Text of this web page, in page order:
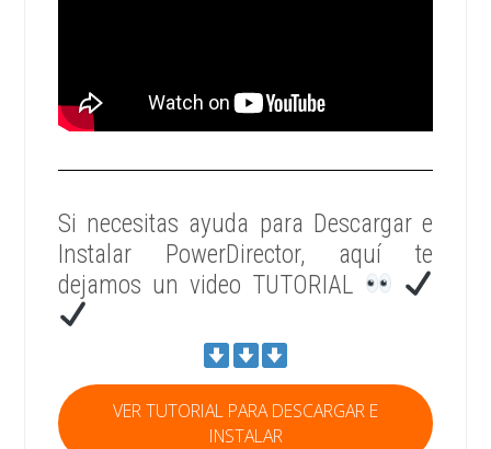
Si necesitas ayuda para Descargar e
Instalar PowerDirector, aquí te
dejamos un video TUTORIAL
VER TUTORIAL PARA DESCARGAR E
INSTALAR